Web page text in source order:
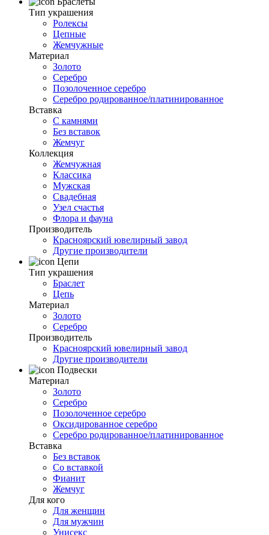
Тип украшения
Ролексы
Цепные
Жемчужные
Материал
Золото
Серебро
Позолоченное серебро
Серебро родированное/платинированное
Вставка
С камнями
Без вставок
Жемчуг
Коллекция
Жемчужная
Классика
Мужская
Свадебная
Узел счастья
Флора и фауна
Производитель
Красноярский ювелирный завод
Другие производители
Цепи
Тип украшения
Браслет
Цепь
Материал
Золото
Серебро
Производитель
Красноярский ювелирный завод
Другие производители
Подвески
Материал
Золото
Серебро
Позолоченное серебро
Оксидированное серебро
Серебро родированное/платинированное
Вставка
Без вставок
Со вставкой
Фианит
Жемчуг
Для кого
Для женщин
Для мужчин
Унисекс